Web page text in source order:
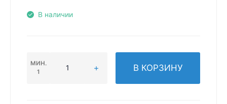
В наличии
МИН.
1
В КОРЗИНУ